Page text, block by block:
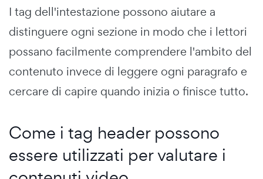
I tag dell'intestazione possono aiutare a
distinguere ogni sezione in modo che i lettori
possano facilmente comprendere l'ambito del
contenuto invece di leggere ogni paragrafo e
cercare di capire quando inizia o finisce tutto.
Come i tag header possono
essere utilizzati per valutare i